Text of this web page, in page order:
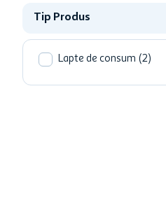
Tip Produs
Lapte de consum (2)